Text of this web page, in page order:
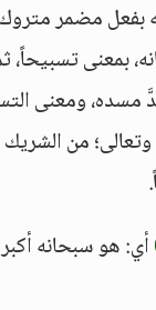
بفعل مضمر
بمعنى تسبيحاً،
مسده، ومعنى
من الشريك
أي: هو سبحانه